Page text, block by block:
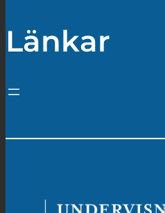
Länkar